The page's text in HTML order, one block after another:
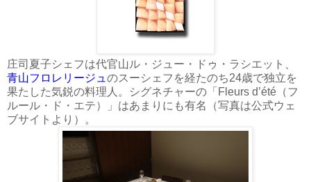
庄司夏子シェフは代官山ル・ジュー・ドゥ・ラシエット、
青山フロレリージュ のスーシェフを経たのち24歳で独立を
果たした気鋭の料理人。シグネチャーの「Fleurs d’été（フ
ルール・ド・エテ）」はあまりにも有名（写真は公式ウェ
ブサイトより）。